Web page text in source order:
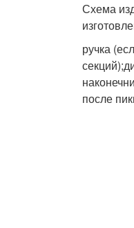
Схема
ручка
после